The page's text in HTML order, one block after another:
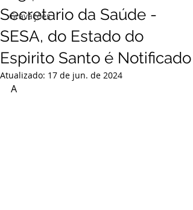
Gravações
Secretario da Saúde -
SESA, do Estado do
Espirito Santo é Notificado
Atualizado: 17 de jun. de 2024
A